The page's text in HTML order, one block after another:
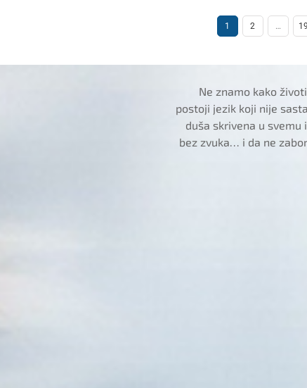
1 2 …
Ne znamo kako
postoji jezik koji nije
duša skrivena u svemu
bez zvuka… i da ne